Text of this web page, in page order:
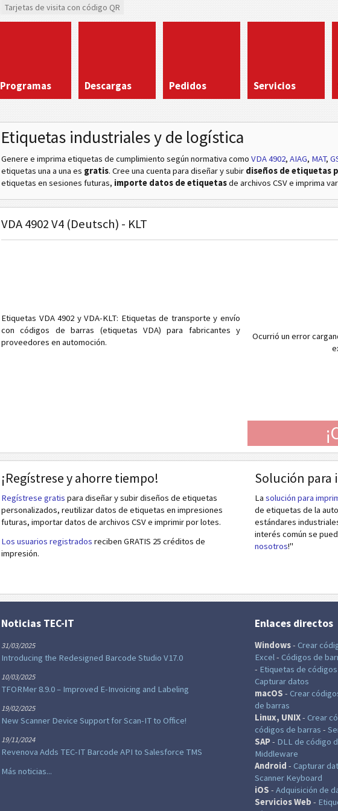
Tarjetas de visita con código QR
Programas Descargas Pedidos Servicios
Etiquetas industriales y de logística
Genere e imprima etiquetas de cumplimiento según normativa como VDA 4902, AIAG, MAT,
etiquetas una a una es gratis. Cree una cuenta para diseñar y subir diseños de etiquetas
etiquetas en sesiones futuras, importe datos de etiquetasde archivos CSV e imprima
VDA 4902 V4 (Deutsch) - KLT
Etiquetas VDA 4902 y VDA-KLT: Etiquetas de transporte y envío
con códigos de barras (etiquetas VDA) para fabricantes y
proveedores en automoción.
Ocurrió un error
¡Regístrese y ahorre tiempo!
Regístrese gratis para diseñar y subir diseños de etiquetas
personalizados, reutilizar datos de etiquetas en impresiones
futuras, importar datos de archivos CSV e imprimir por lotes.
Los usuarios registrados reciben GRATIS 25 créditos de
impresión.
Solución para
La solución para
de etiquetas de la
estándares
interés común se
nosotros!"
Noticias TEC-IT
31/03/2025
Introducing the Redesigned Barcode Studio V17.0
10/03/2025
TFORMer 8.9.0 – Improved E-Invoicing and Labeling
19/02/2025
New Scanner Device Support for Scan-IT to Office!
19/11/2024
Revenova Adds TEC-IT Barcode API to Salesforce TMS
Más noticias...
Enlaces directos
Windows- Crear
Excel- Códigos de
- Etiquetas de
Capturar datos
macOS - Crear
de barras
Linux, UNIX- Crear
códigos de barras -
SAP- DLL de código
Middleware
Android - Capturar
Scanner Keyboard
iOS - Adquisición de
Servicios Web -